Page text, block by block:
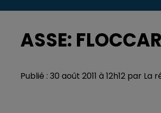
ASSE:
Publié : 30 août 2011 à 12h12 par La